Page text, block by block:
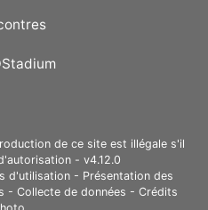
de ce site est illégale s'il
- v4.12.0
d'utilisation- Présentation des
- Collecte de données - Crédits